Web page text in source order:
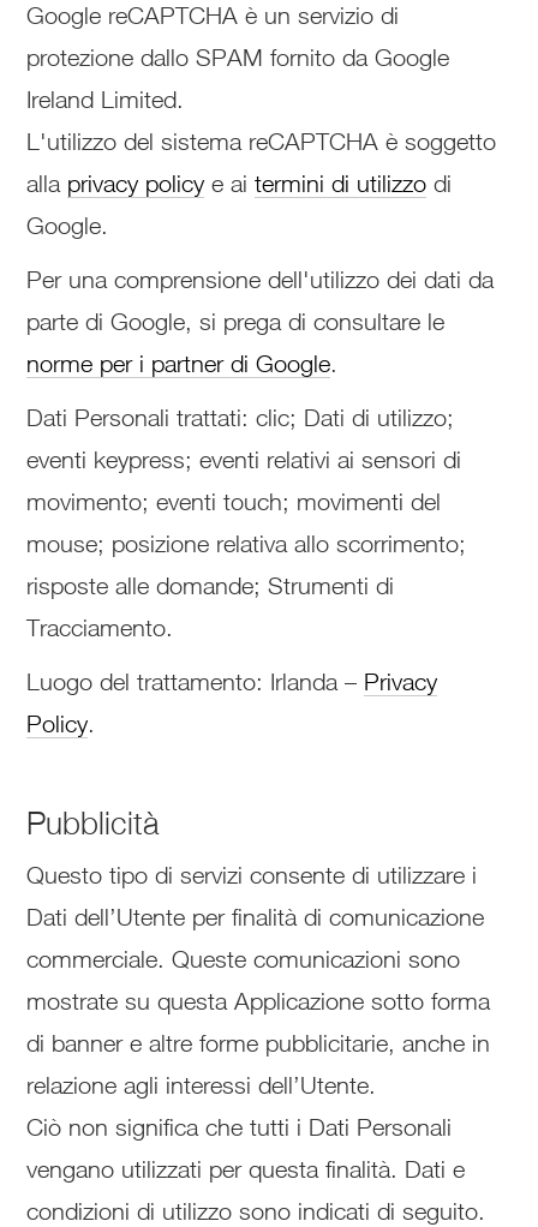
Google reCAPTCHA è un servizio di
protezione dallo SPAM fornito da Google
Ireland Limited.
L'utilizzo del sistema reCAPTCHA è soggetto
alla privacy policy e aitermini di utilizzo di
Google.
Per una comprensione dell'utilizzo dei dati da
parte di Google, si prega di consultare le
norme per i partner di Google.
Dati Personali trattati: clic; Dati di utilizzo;
eventi keypress; eventi relativi ai sensori di
movimento; eventi touch; movimenti del
mouse; posizione relativa allo scorrimento;
risposte alle domande; Strumenti di
Tracciamento.
Luogo del trattamento: Irlanda – Privacy
Policy.
Pubblicità
Questo tipo di servizi consente di utilizzare i
Dati dell’Utente per finalità di comunicazione
commerciale. Queste comunicazioni sono
mostrate su questa Applicazione sotto forma
di banner e altre forme pubblicitarie, anche in
relazione agli interessi dell’Utente.
Ciò non significa che tutti i Dati Personali
vengano utilizzati per questa finalità. Dati e
condizioni di utilizzo sono indicati di seguito.